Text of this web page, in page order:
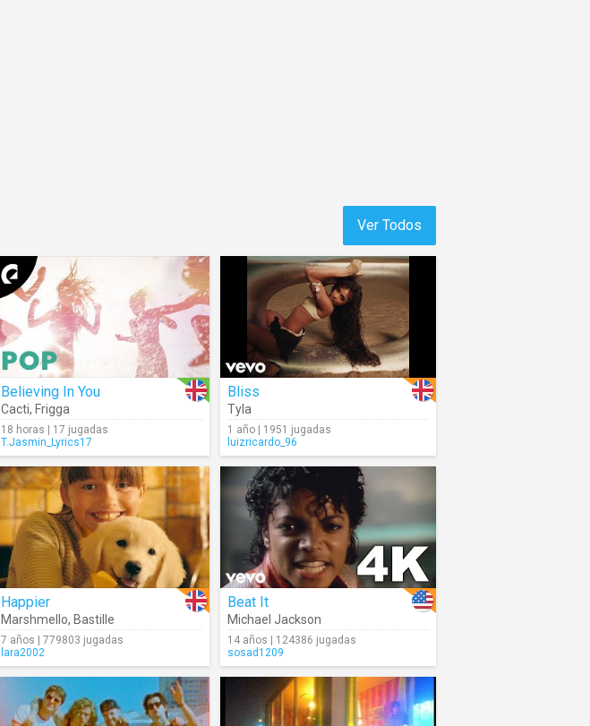
Ver Todos
Believing In You
Cacti, Frigga
18 horas | 17 jugadas
T.Jasmin_Lyrics17
Bliss
Tyla
1 año | 1951 jugadas
luizricardo_96
Happier
Marshmello, Bastille
7 años | 779803 jugadas
lara2002
Beat It
Michael Jackson
14 años | 124386 jugadas
sosad1209